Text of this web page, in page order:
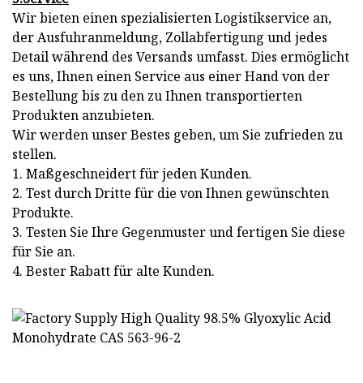
Wir bieten einen spezialisierten Logistikservice an,
der Ausfuhranmeldung, Zollabfertigung und jedes
Detail während des Versands umfasst. Dies ermöglicht
es uns, Ihnen einen Service aus einer Hand von der
Bestellung bis zu den zu Ihnen transportierten
Produkten anzubieten.
Wir werden unser Bestes geben, um Sie zufrieden zu
stellen.
1. Maßgeschneidert für jeden Kunden.
2. Test durch Dritte für die von Ihnen gewünschten
Produkte.
3. Testen Sie Ihre Gegenmuster und fertigen Sie diese
für Sie an.
4. Bester Rabatt für alte Kunden.